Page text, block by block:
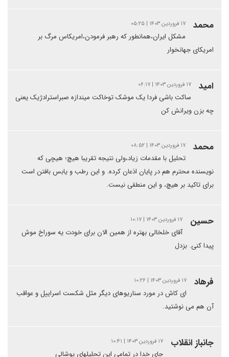
محمد ۱۷ فروردین ۱۴۰۳ | ۰۵:۲۵
مشکل ایران،همانطور که رهبر فرمودن،امریکاس مرگ بر
امریکای جهانخوار
امید ۱۷ فروردین ۱۴۰۳ | ۰۶:۱۷
ساکت باشی فردا یک موشک توخاکت میندازه صبراسترادژیک یعنی
چه بزن ویرانش کن
محمد ۱۷ فروردین ۱۴۰۳ | ۰۸:۵۲
تحلیل با مقدمات زیاد،ولی نتیجه تقریبا هیچ؛ هیچی که
نویسنده محترم هم در پایان اذعان کرده. و این رطب و یابس بافتن است
برای تاکید بر هیچ، و این منطقی نیست.
حسین ۱۷ فروردین ۱۴۰۳ | ۱۰:۱۷
آقای خلخالی بهتره از همین الان برای خودت یه سوراخ موش
پیدا کنی. بزدل
فرهاد ۱۷ فروردین ۱۴۰۳ | ۱۰:۲۶
ای کاش در مورد سناریوهای دیگر مثل شکست اسراییل و عواقب
آن هم می نوشتید.
جانباز انقلاب ۱۷ فروردین ۱۴۰۳ | ۱۰:۴۱
جای خدا در تمامی این تحلیلهای پوشالی